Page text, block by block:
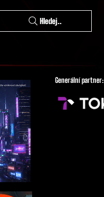
Hledej..
Generální partner: